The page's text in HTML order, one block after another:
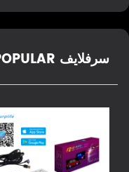
سرفلايف POPULAR منتجات